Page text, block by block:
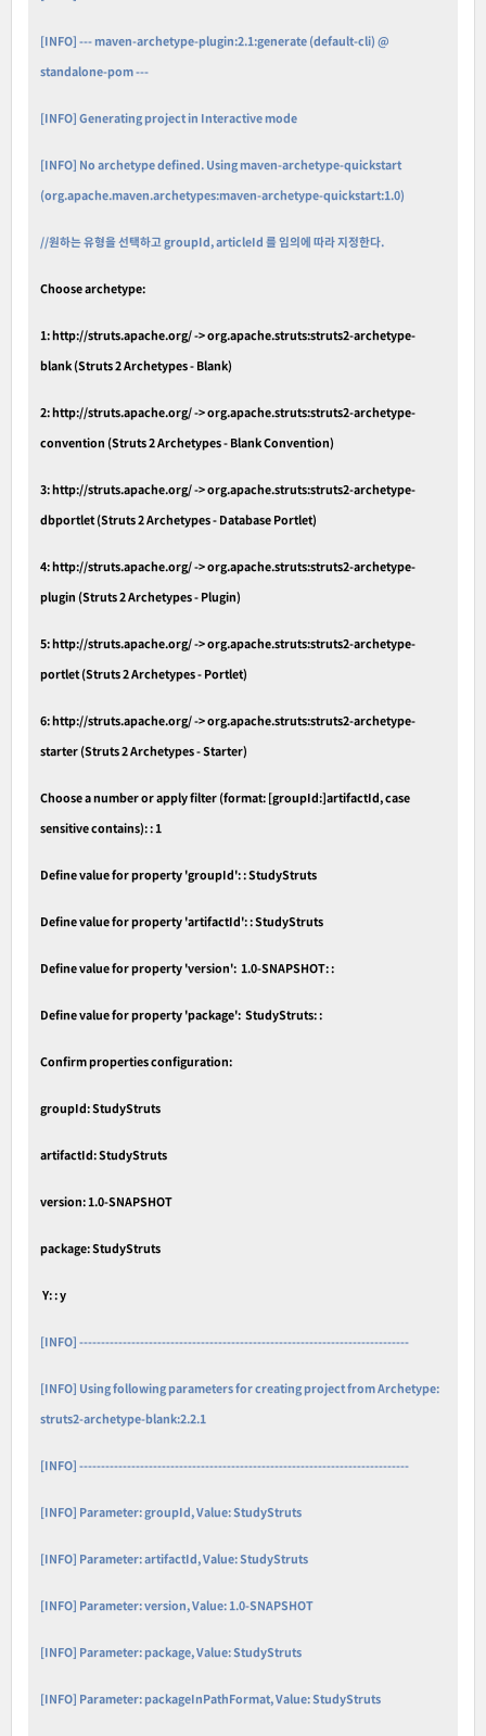
[INFO] --- maven-archetype-plugin:2.1:generate (default-cli) @
standalone-pom ---
[INFO] Generating project in Interactive mode
[INFO] No archetype defined. Using maven-archetype-quickstart
(org.apache.maven.archetypes:maven-archetype-quickstart:1.0)
//원하는 유형을 선택하고 groupId, articleId 를 임의에 따라 지정한다.
Choose archetype:
1: http://struts.apache.org/ -> org.apache.struts:struts2-archetype-
blank (Struts 2 Archetypes - Blank)
2: http://struts.apache.org/ -> org.apache.struts:struts2-archetype-
convention (Struts 2 Archetypes - Blank Convention)
3: http://struts.apache.org/ -> org.apache.struts:struts2-archetype-
dbportlet (Struts 2 Archetypes - Database Portlet)
4: http://struts.apache.org/ -> org.apache.struts:struts2-archetype-
plugin (Struts 2 Archetypes - Plugin)
5: http://struts.apache.org/ -> org.apache.struts:struts2-archetype-
portlet (Struts 2 Archetypes - Portlet)
6: http://struts.apache.org/ -> org.apache.struts:struts2-archetype-
starter (Struts 2 Archetypes - Starter)
Choose a number or apply filter (format: [groupId:]artifactId, case
sensitive contains): : 1
Define value for property 'groupId': : StudyStruts
Define value for property 'artifactId': : StudyStruts
Define value for property 'version': 1.0-SNAPSHOT: :
Define value for property 'package': StudyStruts: :
Confirm properties configuration:
groupId: StudyStruts
artifactId: StudyStruts
version: 1.0-SNAPSHOT
package: StudyStruts
Y: : y
[INFO] ----------------------------------------------------------------------------
[INFO] Using following parameters for creating project from Archetype:
struts2-archetype-blank:2.2.1
[INFO] ----------------------------------------------------------------------------
[INFO] Parameter: groupId, Value: StudyStruts
[INFO] Parameter: artifactId, Value: StudyStruts
[INFO] Parameter: version, Value: 1.0-SNAPSHOT
[INFO] Parameter: package, Value: StudyStruts
[INFO] Parameter: packageInPathFormat, Value: StudyStruts